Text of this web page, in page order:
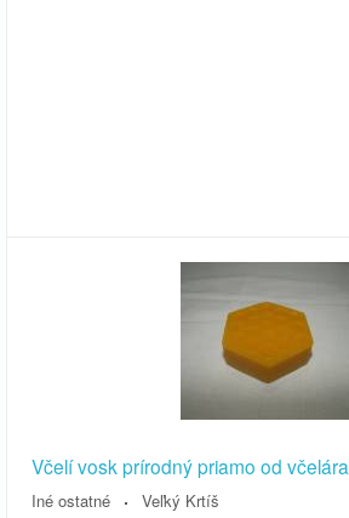
Včelí vosk prírodný priamo od včelára
Iné ostatné
Veľký Krtíš